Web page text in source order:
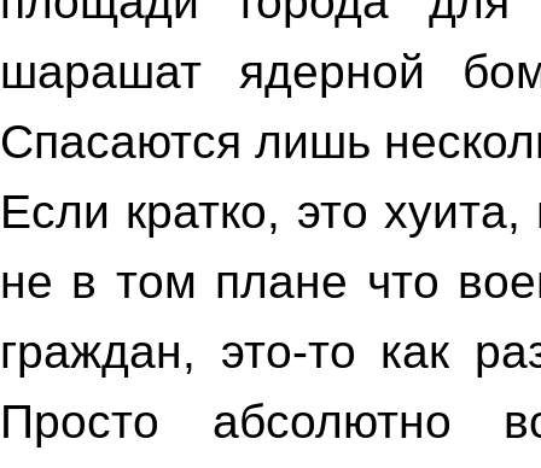
шарашат ядерной
Спасаются лишь
Если кратко, это
не в том плане что
граждан, это-то как
Просто абсолютно